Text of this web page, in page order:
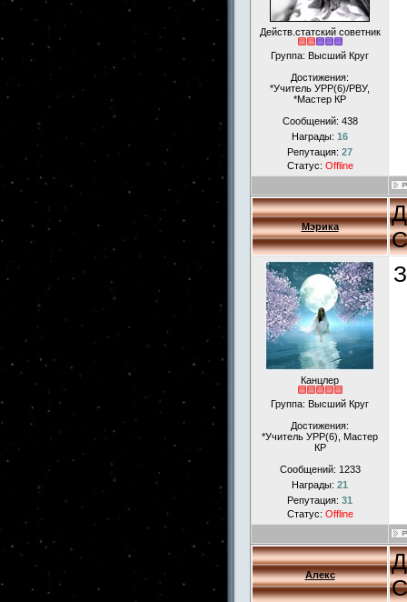
Действ.статский советник
Группа: Высший Круг
Достижения:
*Учитель УРР(6)/РВУ,
*Мастер КР
Сообщений: 438
Награды: 16
Репутация: 27
Статус: Offline
Мэрика
Канцлер
Группа: Высший Круг
Достижения:
*Учитель УРР(6), Мастер
КР
Сообщений: 1233
Награды: 21
Репутация: 31
Статус: Offline
Алекс